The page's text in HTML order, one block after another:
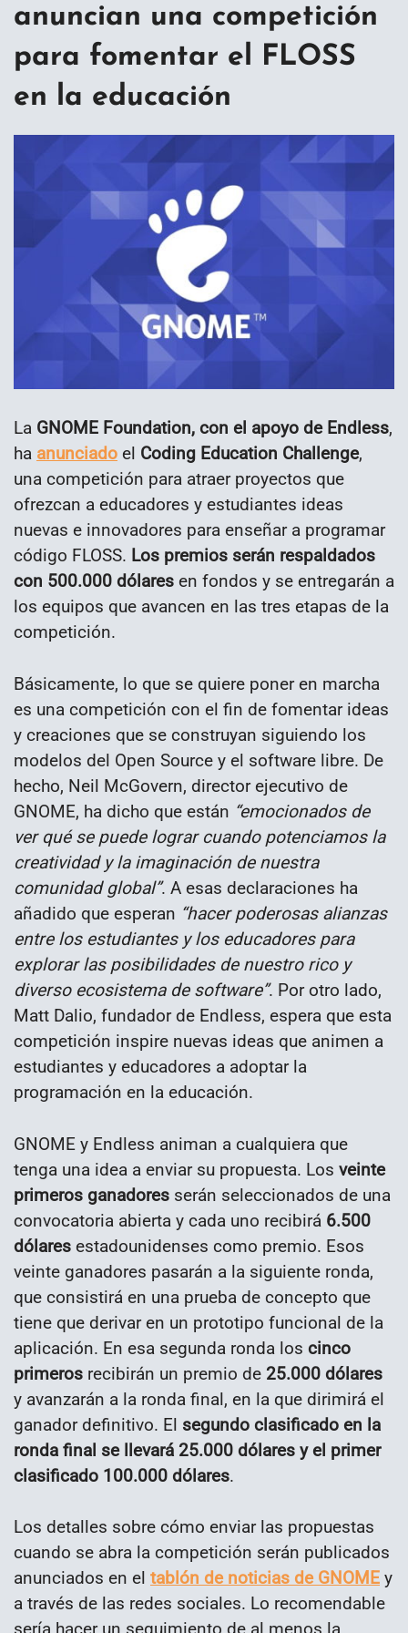
anuncian una competición
para fomentar el FLOSS
en la educación
La GNOME Foundation, con el apoyo de Endless,
ha anunciado el Coding Education Challenge,
una competición para atraer proyectos que
ofrezcan a educadores y estudiantes ideas
nuevas e innovadores para enseñar a programar
código FLOSS. Los premios serán respaldados
con 500.000 dólares en fondos y se entregarán a
los equipos que avancen en las tres etapas de la
competición.
Básicamente, lo que se quiere poner en marcha
es una competición con el fin de fomentar ideas
y creaciones que se construyan siguiendo los
modelos del Open Source y el software libre. De
hecho, Neil McGovern, director ejecutivo de
GNOME, ha dicho que están “emocionados de
ver qué se puede lograr cuando potenciamos la
creatividad y la imaginación de nuestra
comunidad global”. A esas declaraciones ha
añadido que esperan “hacer poderosas alianzas
entre los estudiantes y los educadores para
explorar las posibilidades de nuestro rico y
diverso ecosistema de software”. Por otro lado,
Matt Dalio, fundador de Endless, espera que esta
competición inspire nuevas ideas que animen a
estudiantes y educadores a adoptar la
programación en la educación.
GNOME y Endless animan a cualquiera que
tenga una idea a enviar su propuesta. Los veinte
primeros ganadores serán seleccionados de una
convocatoria abierta y cada uno recibirá 6.500
dólares estadounidenses como premio. Esos
veinte ganadores pasarán a la siguiente ronda,
que consistirá en una prueba de concepto que
tiene que derivar en un prototipo funcional de la
aplicación. En esa segunda ronda los cinco
primeros recibirán un premio de 25.000 dólares
y avanzarán a la ronda final, en la que dirimirá el
ganador definitivo. El segundo clasificado en la
ronda final se llevará 25.000 dólares y el primer
clasificado 100.000 dólares.
Los detalles sobre cómo enviar las propuestas
cuando se abra la competición serán publicados
anunciados en el tablón de noticias de GNOME y
a través de las redes sociales. Lo recomendable